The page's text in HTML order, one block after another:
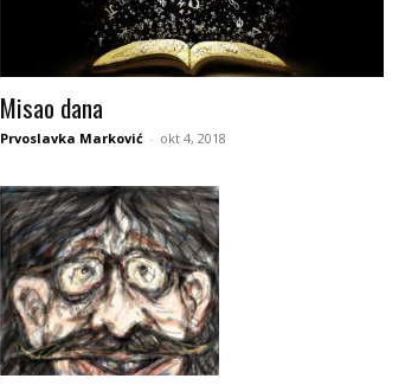
Misao dana
Prvoslavka Marković - okt 4, 2018